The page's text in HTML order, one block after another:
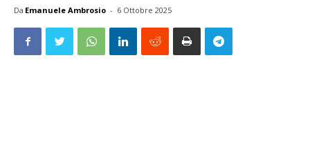
Da Emanuele Ambrosio - 6 Ottobre 2025